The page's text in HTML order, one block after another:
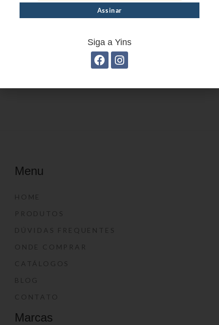
Mochila Linha Casual
Estojo Juvenil YS27105
Menu
HOME
PRODUTOS
DÚVIDAS FREQUENTES
ONDE COMPRAR
CATÁLOGOS
BLOG
CONTATO
Marcas
Siga a Yins